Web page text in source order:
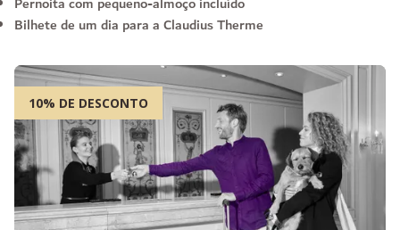
Bilhete de um dia para a Claudius Therme
10% DE DESCONTO